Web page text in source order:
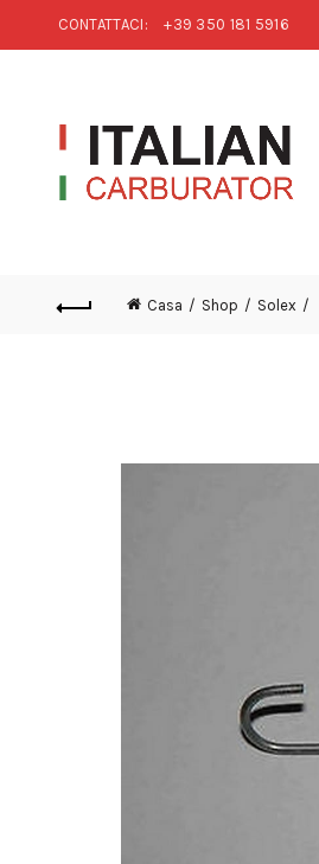
CONTATTACI: +39 350 181 5916
Casa Shop Solex